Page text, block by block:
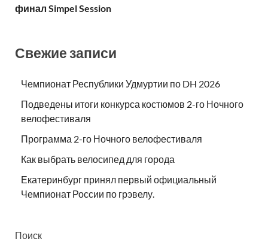
финал Simpel Session
Свежие записи
Чемпионат Республики Удмуртии по DH 2026
Подведены итоги конкурса костюмов 2-го Ночного
велофестиваля
Программа 2-го Ночного велофестиваля
Как выбрать велосипед для города
Екатеринбург принял первый официальный
Чемпионат России по грэвелу.
Поиск